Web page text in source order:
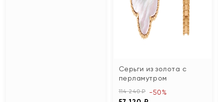
Серьги из золота с
перламутром
114 240 ₽ -50%